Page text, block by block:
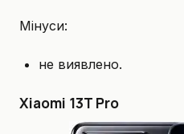
Мінуси:
не виявлено.
Xiaomi 13T Pro